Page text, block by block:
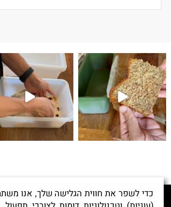
קיפולים ⁨ ⁨ כשרואים בננות בשלות ישר חושבים על עוגה אני חשב לחם עם גבינת
לכתיבת המלצה
כדי לשפר את חווית הגלישה שלך, אנו